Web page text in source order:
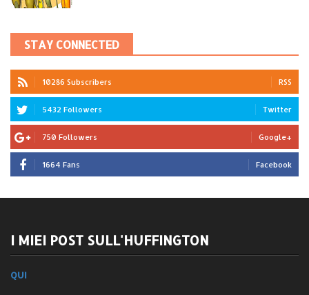
STAY CONNECTED
10286 Subscribers RSS
5432 Followers Twitter
750 Followers Google+
1664 Fans Facebook
I MIEI POST SULL'HUFFINGTON
QUI